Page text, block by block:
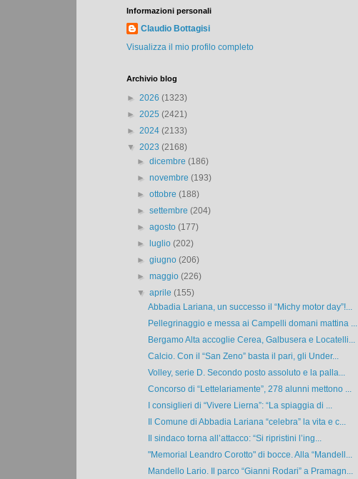
Informazioni personali
Claudio Bottagisi
Visualizza il mio profilo completo
Archivio blog
► 2026 (1323)
► 2025 (2421)
► 2024 (2133)
▼ 2023 (2168)
►dicembre(186)
►novembre(193)
►ottobre(188)
►settembre(204)
►agosto(177)
►
luglio(202)
►giugno(206)
►maggio(226)
▼aprile(155)
Abbadia Lariana, un successo il “Michy motor day”!...
Pellegrinaggio e messa ai Campelli domani mattina ...
Bergamo Alta accoglie Cerea, Galbusera e Locatelli...
Calcio. Con il “San Zeno” basta il pari, gli Under...
Volley, serie D. Secondo posto assoluto e la palla...
Concorso di “Lettelariamente”, 278 alunni mettono ...
I consiglieri di “Vivere Lierna”: “La spiaggia di ...
Il Comune di Abbadia Lariana “celebra” la vita e c...
Il sindaco torna all’attacco: “Si ripristini l’ing...
"Memorial Leandro Corotto" di bocce. Alla “Mandell...
Mandello Lario. Il parco “Gianni Rodari” a Pramagn...